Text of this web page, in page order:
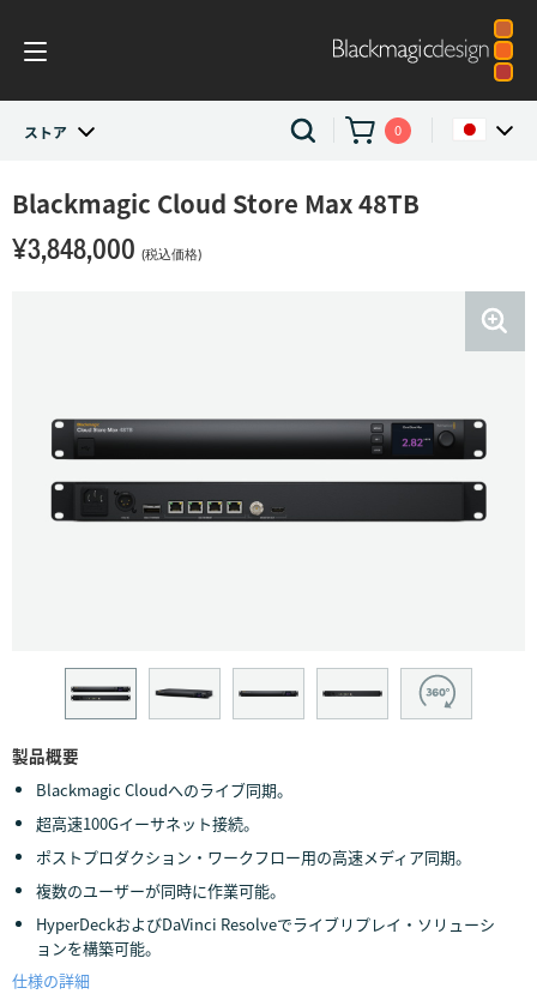
0
ストア
Argentina
Australia
China
Denmark
Germany
Hong Kong SAR, China
Italy
Japan
Korea
ストア
Network Storage
Blackmagic Cloud Store Max 48TB
¥3,848,000 (税込価格)
製品概要
Blackmagic Cloudへのライブ同期。
超高速100Gイーサネット接続。
ポストプロダクション・ワークフロー用の高速メディア同期。
複数のユーザーが同時に作業可能。
HyperDeckおよびDaVinci Resolveでライブリプレイ・ソリューシ
ョンを構築可能。
仕様の詳細